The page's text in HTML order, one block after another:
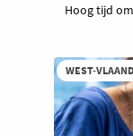
Hoog tijd
WEST-